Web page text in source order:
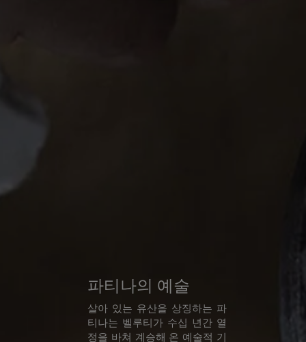
파티나의 예술
살아 있는 유산을 상징하는 파
티나는 벨루티가 수십 년간 열
정을 바쳐 계승해 온 예술적 기